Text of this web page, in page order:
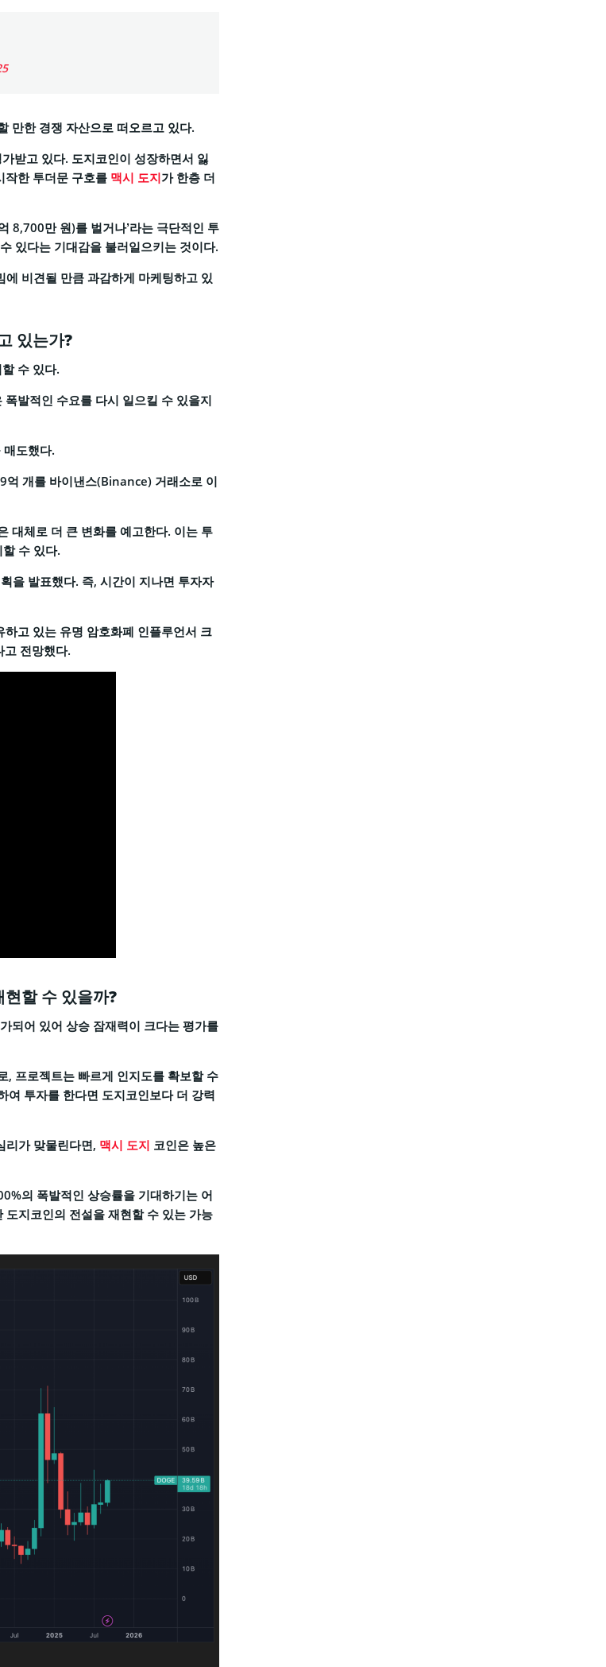
만한 경쟁 자산으로 떠오르고 있다.
받고 있다. 도지코인이 성장하면서 잃
작한 투더문 구호를 맥시 도지가 한층 더
8,700만 원)를 벌거나’라는 극단적인 투
있다는 기대감을 불러일으키는 것이다.
에 비견될 만큼 과감하게 마케팅하고 있
있는가?
수 있다.
발적인 수요를 다시 일으킬 수 있을지
도했다.
억 개를 바이낸스(Binance) 거래소로 이
대체로 더 큰 변화를 예고한다. 이는 투
수 있다.
을 발표했다. 즉, 시간이 지나면 투자자
고 있는 유명 암호화폐 인플루언서 크
고 전망했다.
할 수 있을까?
되어 있어 상승 잠재력이 크다는 평가를
, 프로젝트는 빠르게 인지도를 확보할 수
여 투자를 한다면 도지코인보다 더 강력
리가 맞물린다면, 맥시 도지 코인은 높은
의 폭발적인 상승률을 기대하기는 어
지코인의 전설을 재현할 수 있는 가능